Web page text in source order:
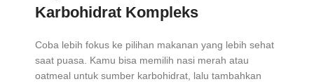
Karbohidrat Kompleks
Coba lebih fokus ke pilihan makanan yang lebih sehat
saat puasa. Kamu bisa memilih nasi merah atau
oatmeal untuk sumber karbohidrat, lalu tambahkan